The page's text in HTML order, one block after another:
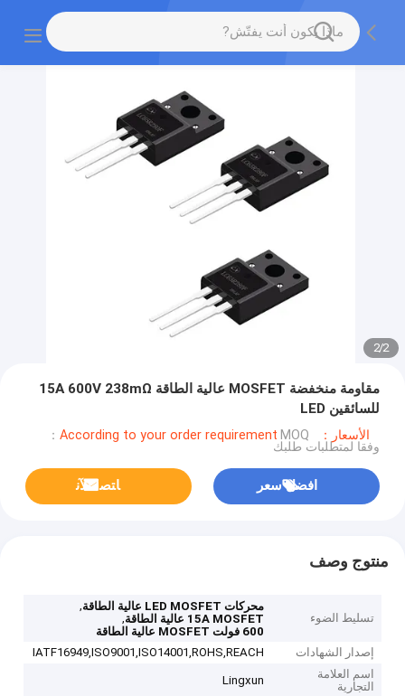
2
/
2
مقاومة منخفضة MOSFET عالية الطاقة 15A 600V 238mΩ
للسائقين LED
الأسعار：According to your order requirement MOQ：
وفقا لمتطلبات طلبك
افضل سعر ﺎﺘﺼﻟ ﺍﻶﻧ
منتوج وصف
تسليط الضوء
محركات LED MOSFET عالية الطاقة
,
15A MOSFET عالية الطاقة
,
600 فولت MOSFET عالية الطاقة
إصدار الشهادات
IATF16949,ISO9001,ISO14001,ROHS,REACH
اسم العلامة
التجارية
Lingxun